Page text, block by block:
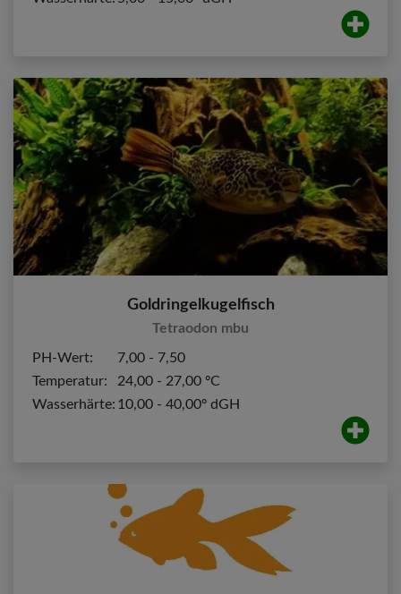
Goldringelkugelfisch
Tetraodon mbu
PH-Wert:
7,00 - 7,50
Temperatur:
24,00 - 27,00 ºC
Wasserhärte: 10,00 - 40,00º dGH